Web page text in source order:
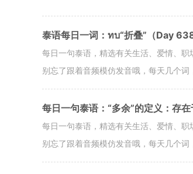
泰语每日一词：ทบ“折叠”（Day 638
每日一句泰语，精选有关生活、爱情、
别忘了跟着音频模仿发音哦，每天几个词
每日一句泰语：“多余”的定义：存
每日一句泰语，精选有关生活、爱情、
别忘了跟着音频模仿发音哦，每天几个词